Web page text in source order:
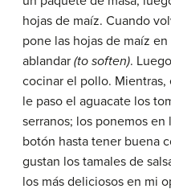
hojas de maíz. Cuando
pone las hojas de maíz
ablandar (to soften).
cocinar el pollo. Mientras,
le paso el aguacate los
serranos; los ponemos
botón hasta tener buena
gustan los tamales de
los más deliciosos en mi